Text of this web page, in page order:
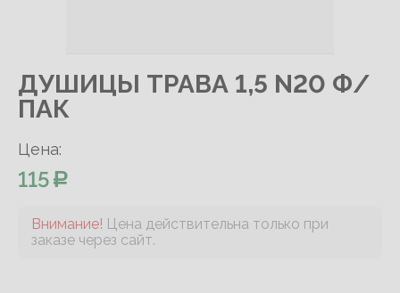
ДУШИЦЫ ТРАВА 1,5 N20 Ф/
ПАК
Цена:
115
Внимание! Цена действительна только при
заказе через сайт.